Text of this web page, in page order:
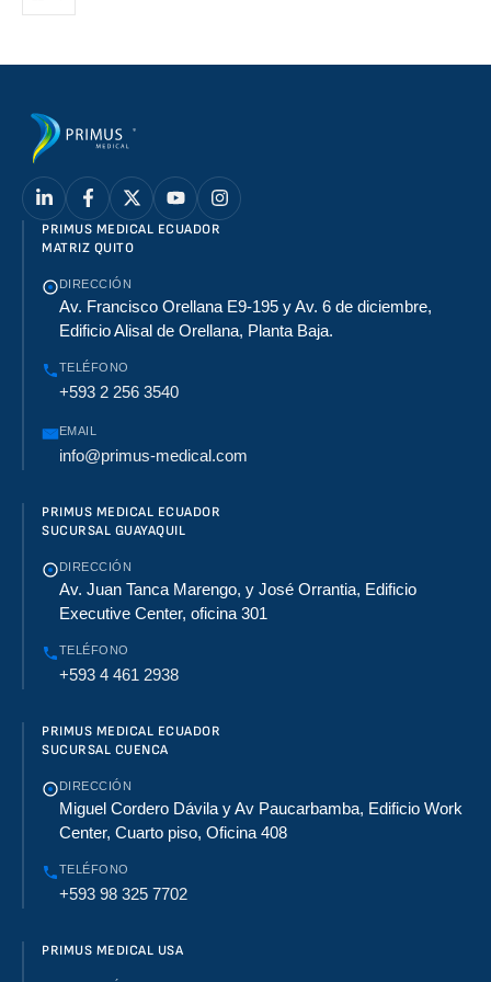
PRIMUS MEDICAL ECUADOR
MATRIZ QUITO
DIRECCIÓN
Av. Francisco Orellana E9-195 y Av. 6 de diciembre,
Edificio Alisal de Orellana, Planta Baja.
TELÉFONO
+593 2 256 3540
EMAIL
info@primus-medical.com
PRIMUS MEDICAL ECUADOR
SUCURSAL GUAYAQUIL
DIRECCIÓN
Av. Juan Tanca Marengo, y José Orrantia, Edificio
Executive Center, oficina 301
TELÉFONO
+593 4 461 2938
PRIMUS MEDICAL ECUADOR
SUCURSAL CUENCA
DIRECCIÓN
Miguel Cordero Dávila y Av Paucarbamba, Edificio Work
Center, Cuarto piso, Oficina 408
TELÉFONO
+593 98 325 7702
PRIMUS MEDICAL USA